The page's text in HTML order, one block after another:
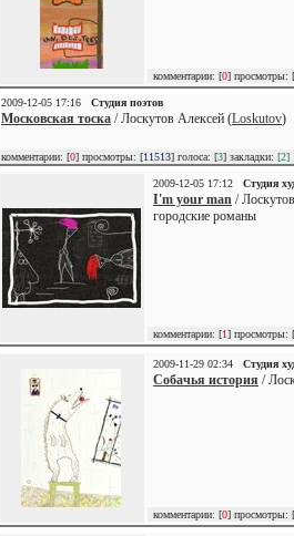
комментарии: [0] просмотры: [
2009-12-05 17:16 Студия поэтов
Московская тоска / Лоскутов Алексей (Loskutov)
комментарии: [0] просмотры: [11513] голоса: [3] закладки: [2]
2009-12-05 17:12 Студия
I'm your man /
городские романы
комментарии: [1] просмотры: [
2009-11-29 02:34 Студия
Собачья история /
комментарии: [0] просмотры: [